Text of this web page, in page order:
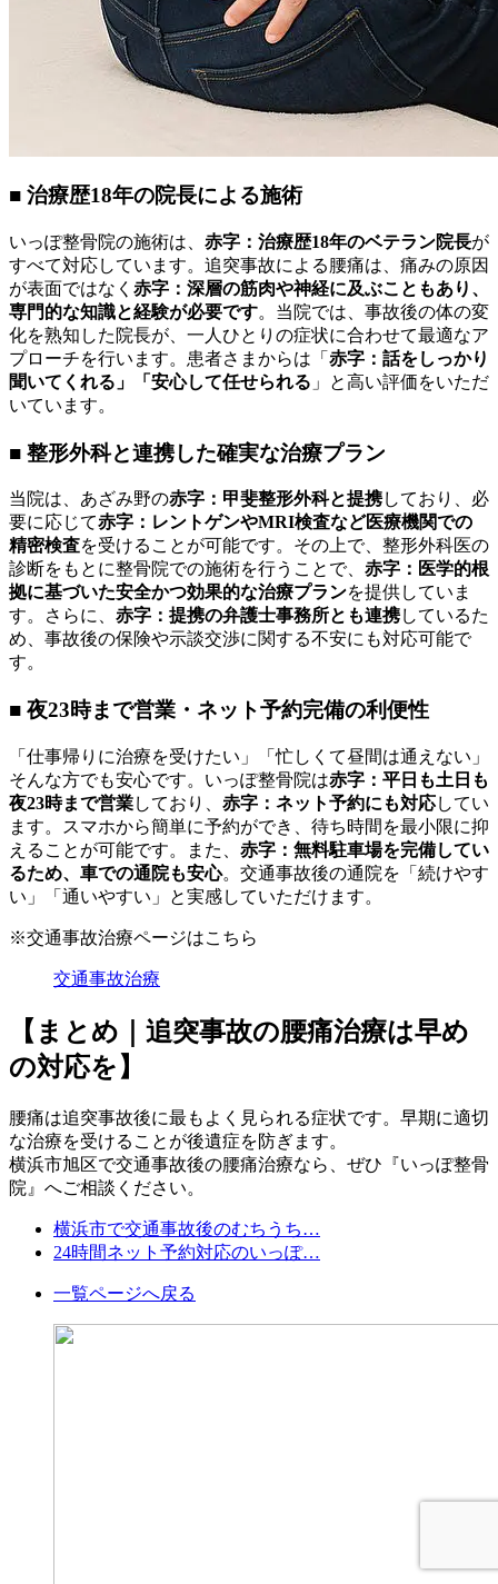
■ 治療歴18年の院長による施術
いっぽ整骨院の施術は、 赤字：治療歴18年のベテラン院長が
すべて対応しています。追突事故による腰痛は、痛みの原因
が表面ではなく 赤字：深層の筋肉や神経に及ぶこともあり、
専門的な知識と経験が必要です。当院では、事故後の体の変
化を熟知した院長が、一人ひとりの症状に合わせて最適なア
プローチを行います。患者さまからは「 赤字：話をしっかり
聞いてくれる」「安心して任せられる 」と高い評価をいただ
いています。
■ 整形外科と連携した確実な治療プラン
当院は、あざみ野の赤字：甲斐整形外科と提携しており、必
要に応じて赤字：レントゲンやMRI検査など医療機関での
精密検査を受けることが可能です。その上で、整形外科医の
診断をもとに整骨院での施術を行うことで、 赤字：医学的根
拠に基づいた安全かつ効果的な治療プランを提供していま
す。さらに、 赤字：提携の弁護士事務所とも連携しているた
め、事故後の保険や示談交渉に関する不安にも対応可能で
す。
■ 夜23時まで営業・ネット予約完備の利便性
「仕事帰りに治療を受けたい」「忙しくて昼間は通えない」
そんな方でも安心です。いっぽ整骨院は赤字：平日も土日も
夜23時まで営業しており、 赤字：ネット予約にも対応してい
ます。スマホから簡単に予約ができ、待ち時間を最小限に抑
えることが可能です。また、 赤字：無料駐車場を完備してい
るため、車での通院も安心。交通事故後の通院を「続けやす
い」「通いやすい」と実感していただけます。
※交通事故治療ページはこちら
交通事故治療
【まとめ｜追突事故の腰痛治療は早め
の対応を】
腰痛は追突事故後に最もよく見られる症状です。早期に適切
な治療を受けることが後遺症を防ぎます。
横浜市旭区で交通事故後の腰痛治療なら、ぜひ『いっぽ整骨
院』へご相談ください。
横浜市で交通事故後のむちうち…
24時間ネット予約対応のいっぽ…
一覧ページへ戻る